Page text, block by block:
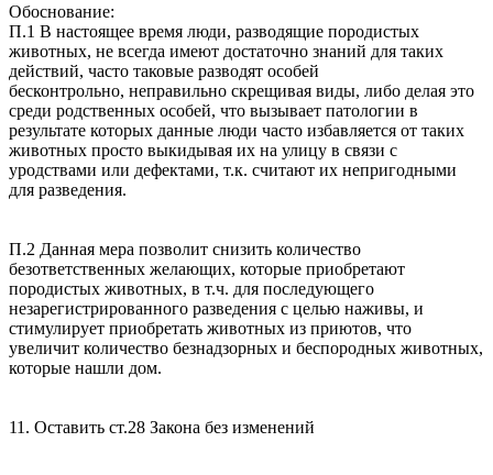
Обоснование:
П.1 В настоящее время люди, разводящие породистых
животных, не всегда имеют достаточно знаний для таких
действий, часто таковые разводят особей
бесконтрольно, неправильно скрещивая виды, либо делая это
среди родственных особей, что вызывает патологии в
результате которых данные люди часто избавляется от таких
животных просто выкидывая их на улицу в связи с
уродствами или дефектами, т.к. считают их непригодными
для разведения.
П.2 Данная мера позволит снизить количество
безответственных желающих, которые приобретают
породистых животных, в т.ч. для последующего
незарегистрированного разведения с целью наживы, и
стимулирует приобретать животных из приютов, что
увеличит количество безнадзорных и беспородных животных,
которые нашли дом.
11. Оставить ст.28 Закона без изменений